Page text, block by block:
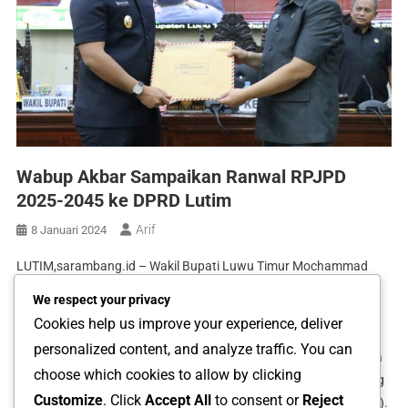
Wabup Akbar Sampaikan Ranwal RPJPD
2025-2045 ke DPRD Lutim
8 Januari 2024 Arif
LUTIM,sarambang.id – Wakil Bupati Luwu Timur Mochammad
Rencana Pembangunan Jangka Panjang Daerah (RPJPD) Tahun
2025-2045 kepada DPRD Kabupaten Luwu Timur. Penyampaian
Ranwal RPJPD disampaikan Wakil Bupati pada Sidang Paripurna
ke 2 untuk masa sidang kedua tahun sidang 2023/2024 di Ruang
Sidang Paripurna Gedung DPRD Luwu Timur, Senin (08/01/2024).
We respect your privacy
Cookies help us improve your experience, deliver
personalized content, and analyze traffic. You can
choose which cookies to allow by clicking
Customize. Click Accept All to consent or Reject